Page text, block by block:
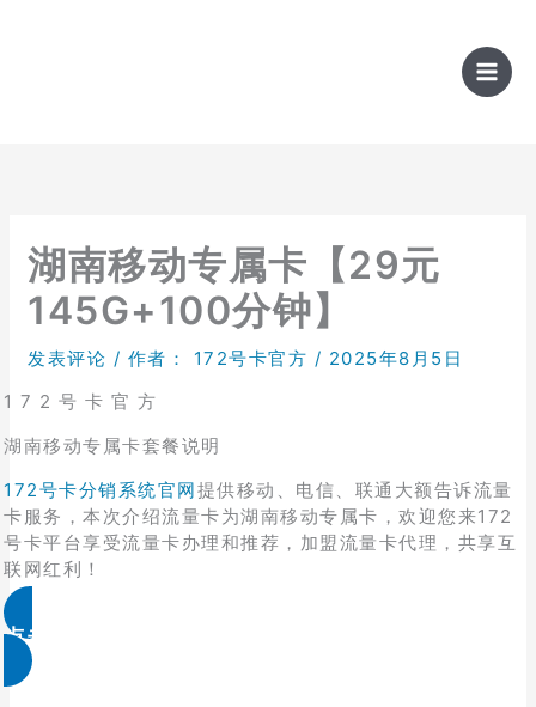
湖南移动专属卡【29元
145G+100分钟】
发表评论 / 作者： 172号卡官方 / 2025年8月5日
1 7 2 号 卡 官 方
湖南移动专属卡套餐说明
172号卡分销系统官网提供移动、电信、联通大额告诉流量
卡服务，本次介绍流量卡为湖南移动专属卡，欢迎您来172
号卡平台享受流量卡办理和推荐，加盟流量卡代理，共享互
联网红利！
点击免费领取